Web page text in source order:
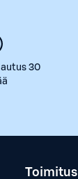
30
Toimitus